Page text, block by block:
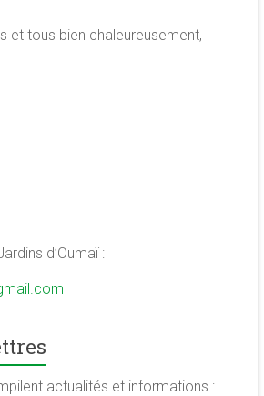
et tous bien chaleureusement,
d’Oumaï :
actualités et informations :